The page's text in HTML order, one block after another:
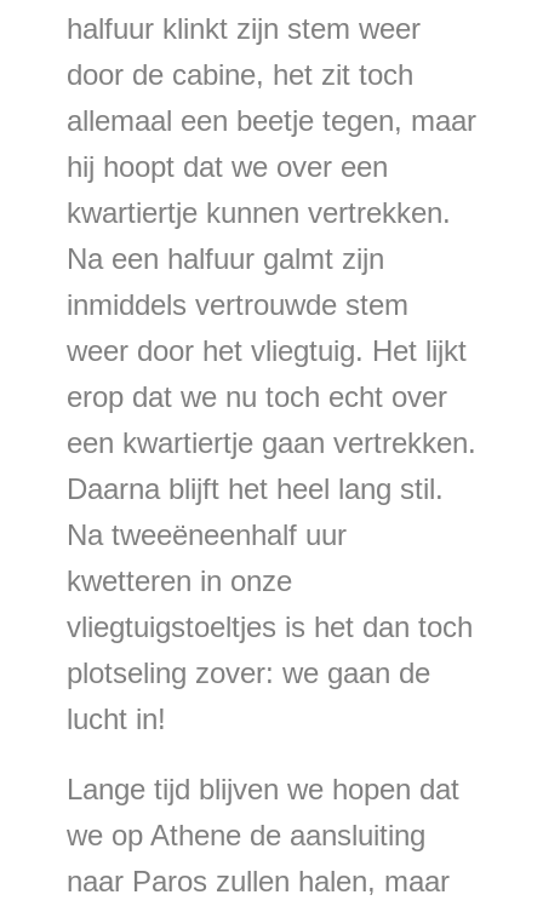
halfuur klinkt zijn stem weer
door de cabine, het zit toch
allemaal een beetje tegen, maar
hij hoopt dat we over een
kwartiertje kunnen vertrekken.
Na een halfuur galmt zijn
inmiddels vertrouwde stem
weer door het vliegtuig. Het lijkt
erop dat we nu toch echt over
een kwartiertje gaan vertrekken.
Daarna blijft het heel lang stil.
Na tweeëneenhalf uur
kwetteren in onze
vliegtuigstoeltjes is het dan toch
plotseling zover: we gaan de
lucht in!
Lange tijd blijven we hopen dat
we op Athene de aansluiting
naar Paros zullen halen, maar